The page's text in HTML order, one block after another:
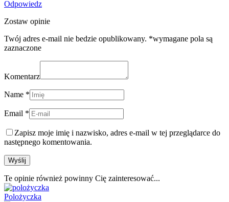
Odpowiedz
Zostaw opinie
Twój adres e-mail nie bedzie opublikowany. *wymagane pola są
zaznaczone
Komentarz
Name *
Email *
Zapisz moje imię i nazwisko, adres e-mail w tej przeglądarce do
następnego komentowania.
Te opinie również powinny Cię zainteresować...
Polożyczka